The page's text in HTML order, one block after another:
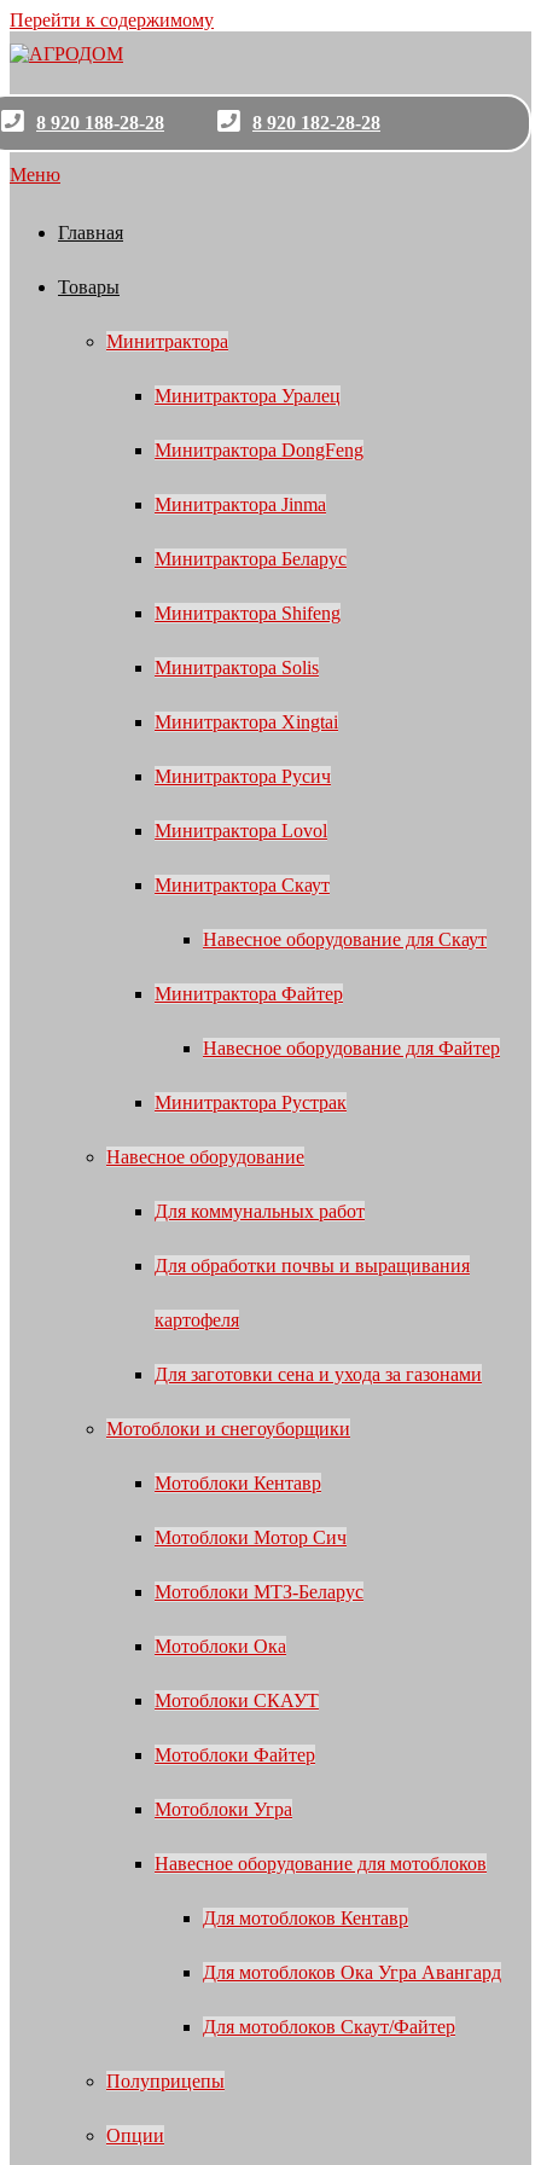
Перейти к содержимому
8 920 188-28-28 8 920 182-28-28
Меню
Главная
Товары
Минитрактора
Минитрактора Уралец
Минитрактора DongFeng
Минитрактора Jinma
Минитрактора Беларус
Минитрактора Shifeng
Минитрактора Solis
Минитрактора Xingtai
Минитрактора Русич
Минитрактора Lovol
Минитрактора Скаут
Навесное оборудование для Скаут
Минитрактора Файтер
Навесное оборудование для Файтер
Минитрактора Рустрак
Навесное оборудование
Для коммунальных работ
Для обработки почвы и выращивания
картофеля
Для заготовки сена и ухода за газонами
Мотоблоки и снегоуборщики
Мотоблоки Кентавр
Мотоблоки Мотор Сич
Мотоблоки МТЗ-Беларус
Мотоблоки Ока
Мотоблоки СКАУТ
Мотоблоки Файтер
Мотоблоки Угра
Навесное оборудование для мотоблоков
Для мотоблоков Кентавр
Для мотоблоков Ока Угра Авангард
Для мотоблоков Скаут/Файтер
Полуприцепы
Опции